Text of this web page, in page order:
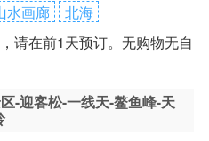
水画廊
北海
请在前1天预订。无购物无自
-迎客松-一线天-鳌鱼峰-天